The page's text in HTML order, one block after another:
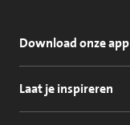
Download onze app
Laat je inspireren